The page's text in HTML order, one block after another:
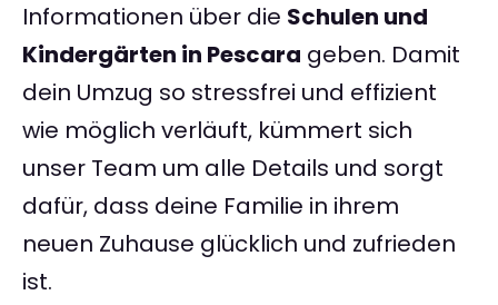
Informationen über die Schulen und
Kindergärten in Pescara geben. Damit
dein Umzug so stressfrei und effizient
wie möglich verläuft, kümmert sich
unser Team um alle Details und sorgt
dafür, dass deine Familie in ihrem
neuen Zuhause glücklich und zufrieden
ist.